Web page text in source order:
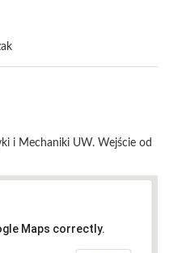
i Mechaniki UW. Wejście od
Maps correctly.